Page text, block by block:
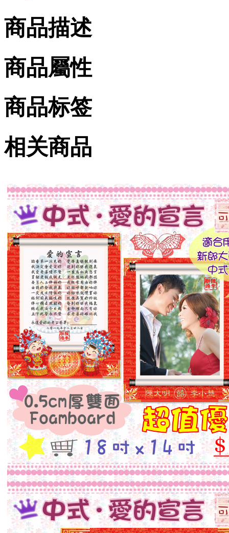
商品描述
商品屬性
商品标签
相关商品